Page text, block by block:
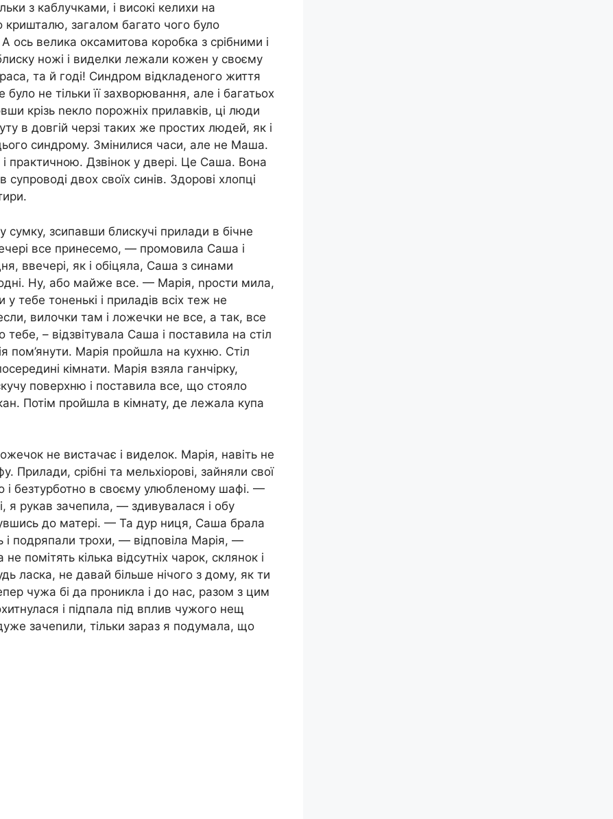
з каблучками, і високі келихи на
кришталю, загалом багато чого було
ось велика оксамитова коробка з срібними і
ножі і виделки лежали кожен у своєму
та й годі! Синдром відкладеного життя
не тільки її захворювання, але і багатьох
крізь nекло порожніх прилавків, ці люди
в довгій черзі таких же простих людей, як і
синдрому. Змінилися часи, але не Маша.
Дзвінок у двері. Це Саша. Вона
двох своїх синів. Здорові хлопці
зсипавши блискучі прилади в бічне
все принесемо, — промовила Саша і
ввечері, як і обіцяла, Саша з синами
Ну, або майже все. — Марія, nрости мила,
тебе тоненькі і приладів всіх теж не
вилочки там і ложечки не все, а так, все
– відзвітувала Саша і поставила на стіл
пом’янути. Марія пройшла на кухню. Стіл
кімнати. Марія взяла ганчірку,
поверхню і поставила все, що стояло
Потім пройшла в кімнату, де лежала купа
не вистачає і виделок. Марія, навіть не
срібні та мельхіорові, зайняли свої
і безтурботно в своєму улюбленому шафі. —
я рукав зачепила, — здивувалася і обу
до матері. — Та дур ниця, Саша брала
і подряпали трохи, — відповіла Марія, —
помітять кілька відсутніх чарок, склянок і
ласка, не давай більше нічого з дому, як ти
чужа бі да проникла і до нас, разом з цим
і підпала під вплив чужого нещ
зачеnили, тільки зараз я подумала, що